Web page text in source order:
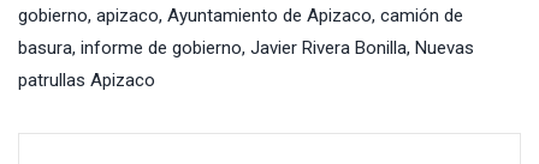
gobierno, apizaco, Ayuntamiento de Apizaco, camión de
basura, informe de gobierno, Javier Rivera Bonilla, Nuevas
patrullas Apizaco